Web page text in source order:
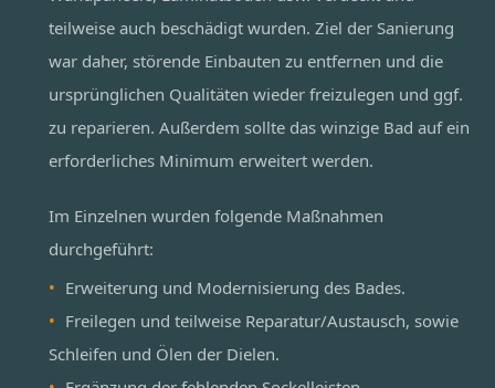
teilweise auch beschädigt wurden. Ziel der Sanierung
war daher, störende Einbauten zu entfernen und die
ursprünglichen Qualitäten wieder freizulegen und ggf.
zu reparieren. Außerdem sollte das winzige Bad auf ein
erforderliches Minimum erweitert werden.
Im Einzelnen wurden folgende Maßnahmen
durchgeführt:
Erweiterung und Modernisierung des Bades.
Freilegen und teilweise Reparatur/Austausch, sowie
Schleifen und Ölen der Dielen.